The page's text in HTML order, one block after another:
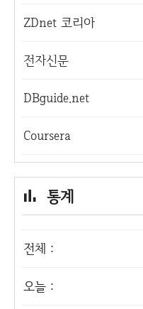
ZDnet 코리아
전자신문
DBguide.net
Coursera
통계
전체 :
오늘 :